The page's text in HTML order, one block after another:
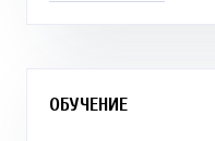
ОБУЧЕНИЕ